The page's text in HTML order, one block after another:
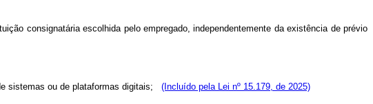
consignatária escolhida pelo empregado, independentemente da existência de prévio
sistemas ou de plataformas digitais; (Incluído pela Lei nº 15.179, de 2025)